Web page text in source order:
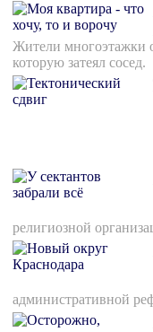
Жители многоэтажки
которую затеял сосед.
религиозной
административной